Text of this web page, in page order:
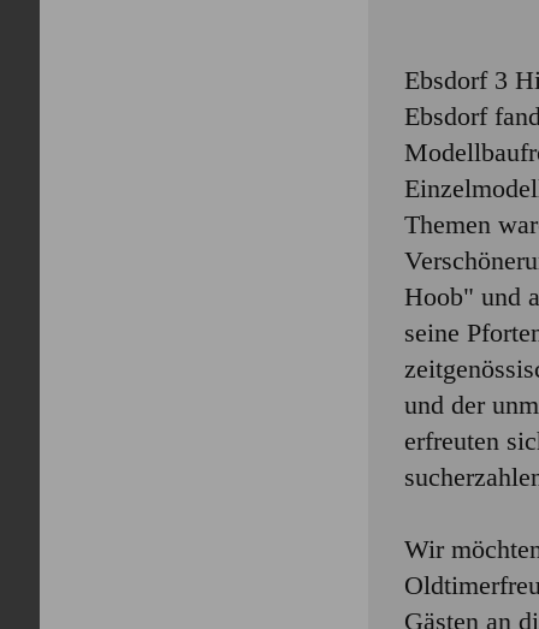
Ebsdorf 3
Ebsdorf
Themen
Hoob" und
seine
und der
erfreuten
Wir
Gästen an